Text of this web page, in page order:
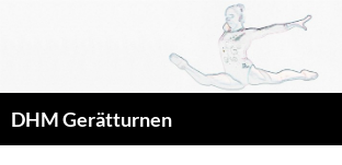
DHM Gerätturnen